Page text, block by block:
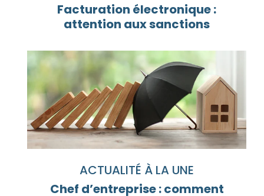
Facturation électronique :
attention aux sanctions
ACTUALITÉ À LA UNE
Chef d’entreprise : comment